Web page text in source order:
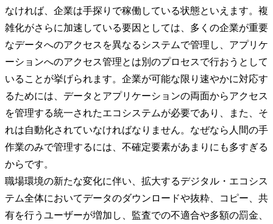
なければ、企業は手探りで稼働している状態といえます。複
雑化がさらに加速している要因としては、多くの企業が重要
なデータへのアクセスを異なるシステムで管理し、アプリケ
ーションへのアクセス管理とは別のプロセスで行おうとして
いることが挙げられます。企業が可能な限り速やかに対応す
るためには、データとアプリケーションの両面からアクセス
を管理する統一されたエコシステムが必要であり、また、そ
れは自動化されていなければなりません。なぜなら人間の手
作業のみで管理するには、不確定要素があまりにも多すぎる
からです。
職場環境の新たな変化に伴い、拡大するデジタル・エコシス
テム全体においてデータのダウンロードや抜粋、コピー、共
有を行うユーザーが増加し、監査での不適合や多額の罰金、